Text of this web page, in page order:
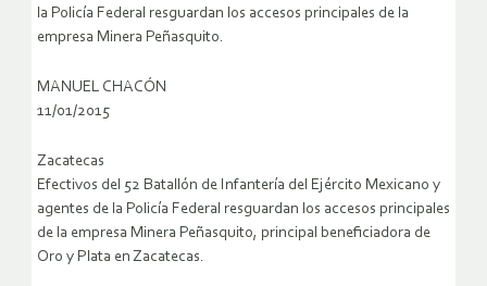
la Policía Federal resguardan los accesos principales de la
empresa Minera Peñasquito.
MANUEL CHACÓN
11/01/2015
Zacatecas
Efectivos del 52 Batallón de Infantería del Ejército Mexicano y
agentes de la Policía Federal resguardan los accesos principales
de la empresa Minera Peñasquito, principal beneficiadora de
Oro y Plata en Zacatecas.